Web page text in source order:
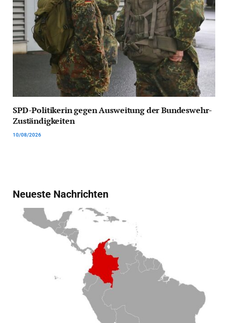
SPD-Politikerin gegen Ausweitung der Bundeswehr-
Zuständigkeiten
10/08/2026
Neueste Nachrichten